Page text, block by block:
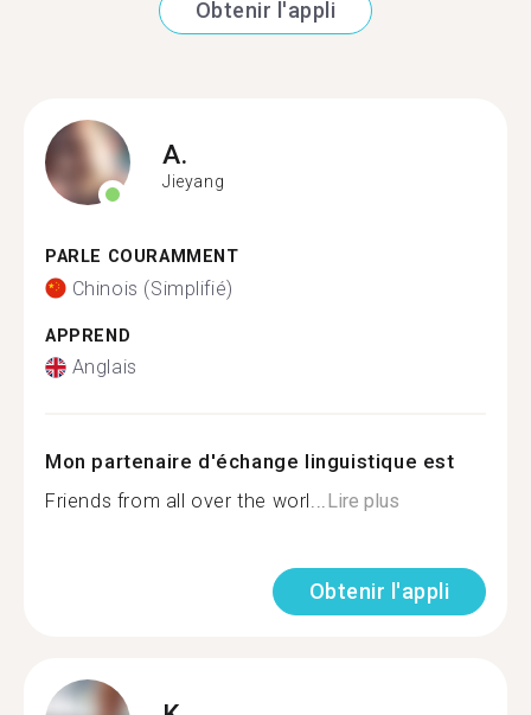
Obtenir l'appli
A.
Jieyang
PARLE COURAMMENT
Chinois (Simplifié)
APPREND
Anglais
Mon partenaire d'échange linguistique est
Friends from all over the worl...Lire plus
Obtenir l'appli